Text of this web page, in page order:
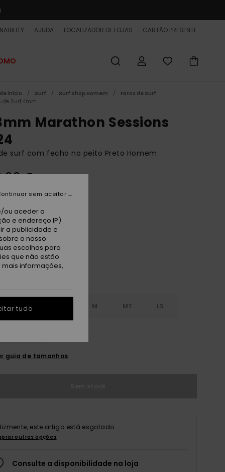
AJUDA LOCALIZADOR DE LOJAS CARTÃO PRESENTE
início Surf Surf Shop Homem
Fatos de Surf
de Surf 4mm
Marathon Sessions
surf com fecho no peito Preto Homem
€
PROMO 25% EXTRA
S M MT LS
guia de tamanhos
este artigo está esgotado.
outras opções
Consulte a disponibilidade na loja
ou aceder a
e endereço IP)
a publicidade e
o nosso
escolhas para
que não estão
informações,
sem aceitar
tudo